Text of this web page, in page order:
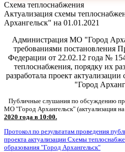
Схема теплоснабжения
Актуализация схемы
Архангельск" на 01.01.2021
Администрация МО "Город
требованиями постановления
Федерации от 22.02.12 года №
теплоснабжения, порядку их
разработала проект
"Город
Публичные слушания по обсуждению
МО "Город Архангельск" (актуализация
2020 года в 10:00.
Протокол по результатам проведения
проекта актуализации Схемы
образования "Город Архангельск"